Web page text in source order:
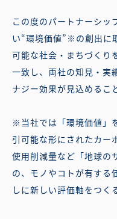
この度のパートナーシッ
い“環境価値”※の創出に
可能な社会・まちづくり
一致し、両社の知見・実
ナジー効果が見込めるこ
※当社では「環境価値」
引可能な形にされたカー
使用削減量など「地球の
の、モノやコトが有する
しに新しい評価軸をつく